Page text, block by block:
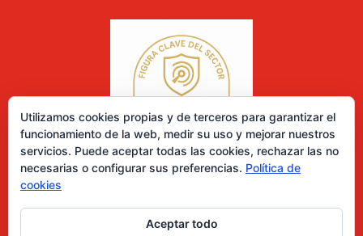
0 elementos
Utilizamos cookies propias y de terceros para garantizar el
funcionamiento de la web, medir su uso y mejorar nuestros
servicios. Puede aceptar todas las cookies, rechazar las no
necesarias o configurar sus preferencias. Política de
cookies
Aceptar todo